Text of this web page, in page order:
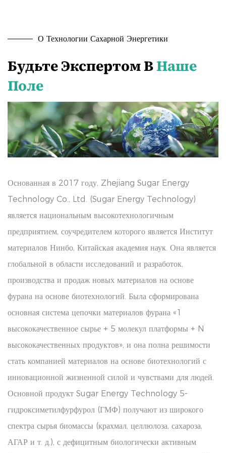
О Технологии Сахарной Энергетики
Будьте Экспертом ВНаше
Поле
Основанная в 2017 году, Zhejiang Sugar Energy
Technology Co., Ltd. (Sugar Energy Technology)
является национальным высокотехнологичным
предприятием, соучредителем которого является Институт
материалов Нинбо, Китайская академия наук. Она является
глобальной в области исследований и разработок,
производства и продаж новых материалов на основе
фурана на основе биотехнологий. Была сформирована
основная система цепочки материалов фурана «1
высококачественное сырье + 5 молекул платформы + N
высококачественных продуктов», и она полна решимости
стать компанией материалов на основе биотехнологий с
инновационной жизненной силой и чувствами для людей.
Основной продукт Sugar Energy Technology 5-
гидроксиметилфурфурол (ГМФ) получают из широкого
спектра сырья биомассы (крахмал, целлюлоза, сахароза,
АГАР и т. д.), с дефицитным биологически активным